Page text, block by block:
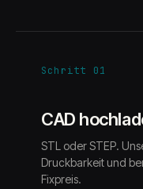
Schritt 01
CAD
STL oder STEP.
Druckbarkeit und
Fixpreis.